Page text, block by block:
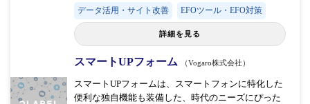
データ活用・サイト改善 EFOツール・EFO対策
詳細を見る
スマートUPフォーム （Vogaro株式会社）
スマートUPフォームは、スマートフォンに特化した
便利な独自機能も装備した、時代のニーズにぴった